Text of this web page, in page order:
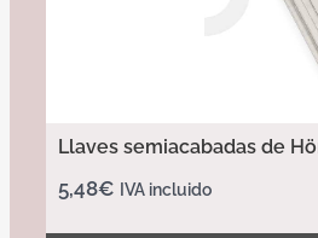
Llaves semiacabadas de
5,48€ IVA incluido